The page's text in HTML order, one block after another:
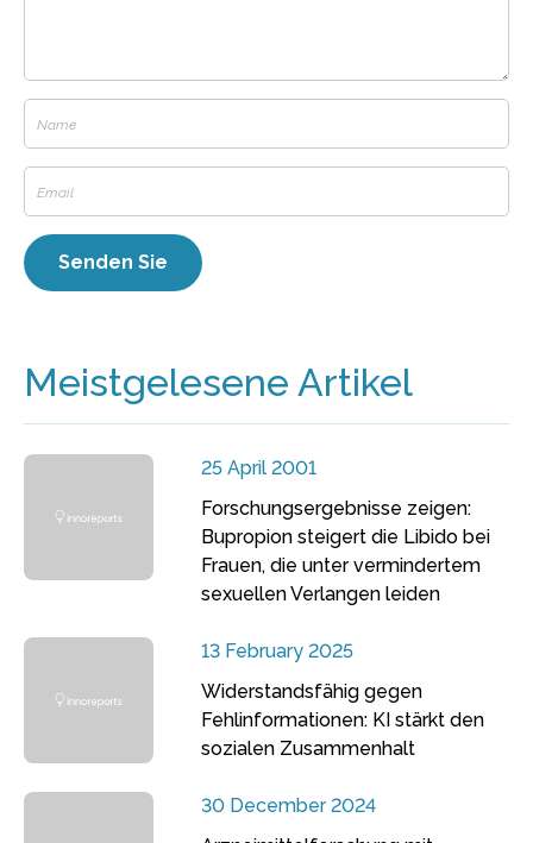
Meistgelesene Artikel
25 April 2001
Forschungsergebnisse zeigen:
Bupropion steigert die Libido bei
Frauen, die unter vermindertem
sexuellen Verlangen leiden
13 February 2025
Widerstandsfähig gegen
Fehlinformationen: KI stärkt den
sozialen Zusammenhalt
30 December 2024